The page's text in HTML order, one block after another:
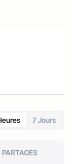
7 Jours
PARTAGES